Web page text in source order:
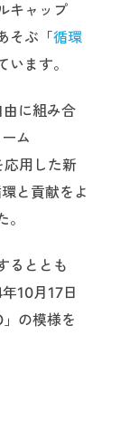
キャップ
そぶ「循環
ます。
に組み合
ム
応用した新
と貢献をよ
るととも
10月17日
の模様を